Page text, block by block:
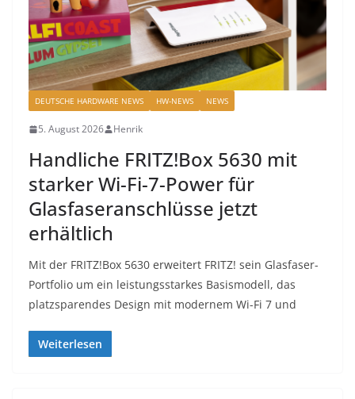
DEUTSCHE HARDWARE NEWS HW-NEWS NEWS
5. August 2026 Henrik
Handliche FRITZ!Box 5630 mit
starker Wi-Fi-7-Power für
Glasfaseranschlüsse jetzt
erhältlich
Mit der FRITZ!Box 5630 erweitert FRITZ! sein Glasfaser-
Portfolio um ein leistungsstarkes Basismodell, das
platzsparendes Design mit modernem Wi-Fi 7 und
Weiterlesen